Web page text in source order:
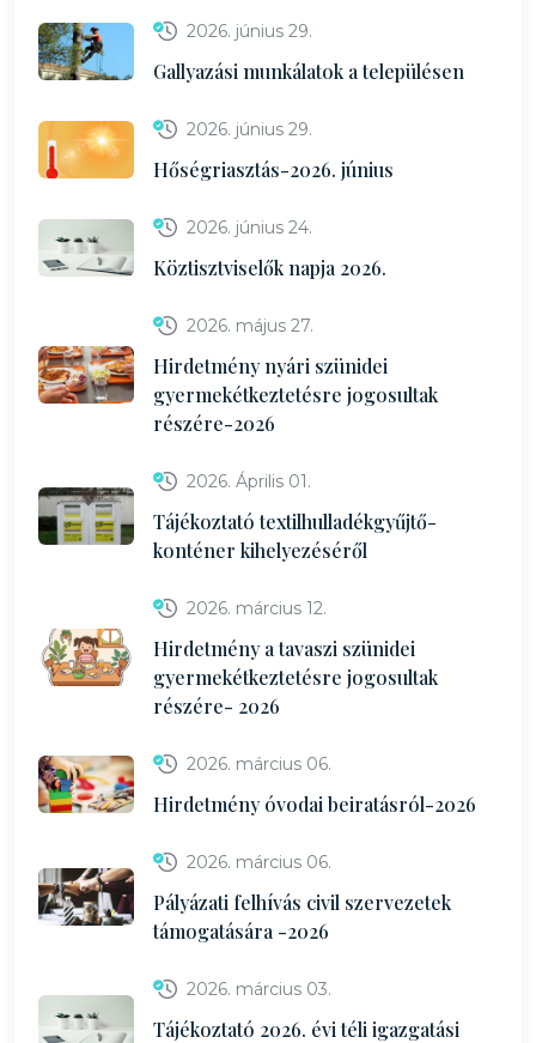
2026. június 29.
Gallyazási munkálatok a településen
2026. június 29.
Hőségriasztás-2026. június
2026. június 24.
Köztisztviselők napja 2026.
2026. május 27.
Hirdetmény nyári szünidei
gyermekétkeztetésre jogosultak
részére-2026
2026. Április 01.
Tájékoztató textilhulladékgyűjtő-
konténer kihelyezéséről
2026. március 12.
Hirdetmény a tavaszi szünidei
gyermekétkeztetésre jogosultak
részére- 2026
2026. március 06.
Hirdetmény óvodai beiratásról-2026
2026. március 06.
Pályázati felhívás civil szervezetek
támogatására -2026
2026. március 03.
Tájékoztató 2026. évi téli igazgatási